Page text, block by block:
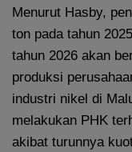
Menurut Hasby,
ton pada tahun
tahun 2026 akan
produksi
industri nikel di
melakukan PHK
akibat turunnya